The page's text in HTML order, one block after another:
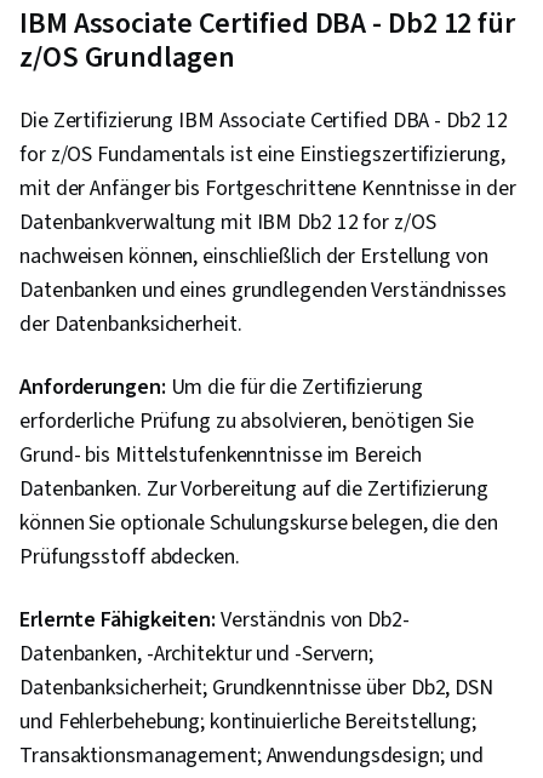
Datenbank-Verwaltung, Datenbank-Entwicklung,
Datenbank-Anwendung, Frontend-Integration,
Datenbank-Management, Datenbank-Theorie,
Restful API, Serverloses Rechnen, API-Gateway,
Anwendungsentwicklung, Kommunikation,
Durchziehen, Kommunikations-Strategien,
Aufbau von Beziehungen, Verbale
Kommunikationsfähigkeiten, Problemlösung,
Professionalität, Berufliche Entwicklung,
Benutzerkonten, Anwendungsdesign,
Entwicklung, Javascript, Kontinuierliche
Integration, Generative KI, Code-Überprüfung,
Fehlersuche, DevSecOps, Software-
Entwurfsdokumente, LLM-Bewerbung,
Agentische Arbeitsabläufe, Generative AI-
Agenten, Anwendungssicherheit, Prompt-
Frameworks, Kontinuierliche Lieferung,
Anwendungs-Rahmenwerke, React.js, UI-
Komponenten, React Redux,
Benutzeroberfläche (UI), Ereignisgesteuerte
Programmierung, Datenfluss,
IBM Associate Certified DBA - Db2 12 für
z/OS Grundlagen
Die Zertifizierung IBM Associate Certified DBA - Db2 12
for z/OS Fundamentals ist eine Einstiegszertifizierung,
mit der Anfänger bis Fortgeschrittene Kenntnisse in der
Datenbankverwaltung mit IBM Db2 12 for z/OS
nachweisen können, einschließlich der Erstellung von
Datenbanken und eines grundlegenden Verständnisses
der Datenbanksicherheit.
Anforderungen: Um die für die Zertifizierung
erforderliche Prüfung zu absolvieren, benötigen Sie
Grund- bis Mittelstufenkenntnisse im Bereich
Datenbanken. Zur Vorbereitung auf die Zertifizierung
können Sie optionale Schulungskurse belegen, die den
Prüfungsstoff abdecken.
Erlernte Fähigkeiten: Verständnis von Db2-
Datenbanken, -Architektur und -Servern;
Datenbanksicherheit; Grundkenntnisse über Db2, DSN
und Fehlerbehebung; kontinuierliche Bereitstellung;
Transaktionsmanagement; Anwendungsdesign; und